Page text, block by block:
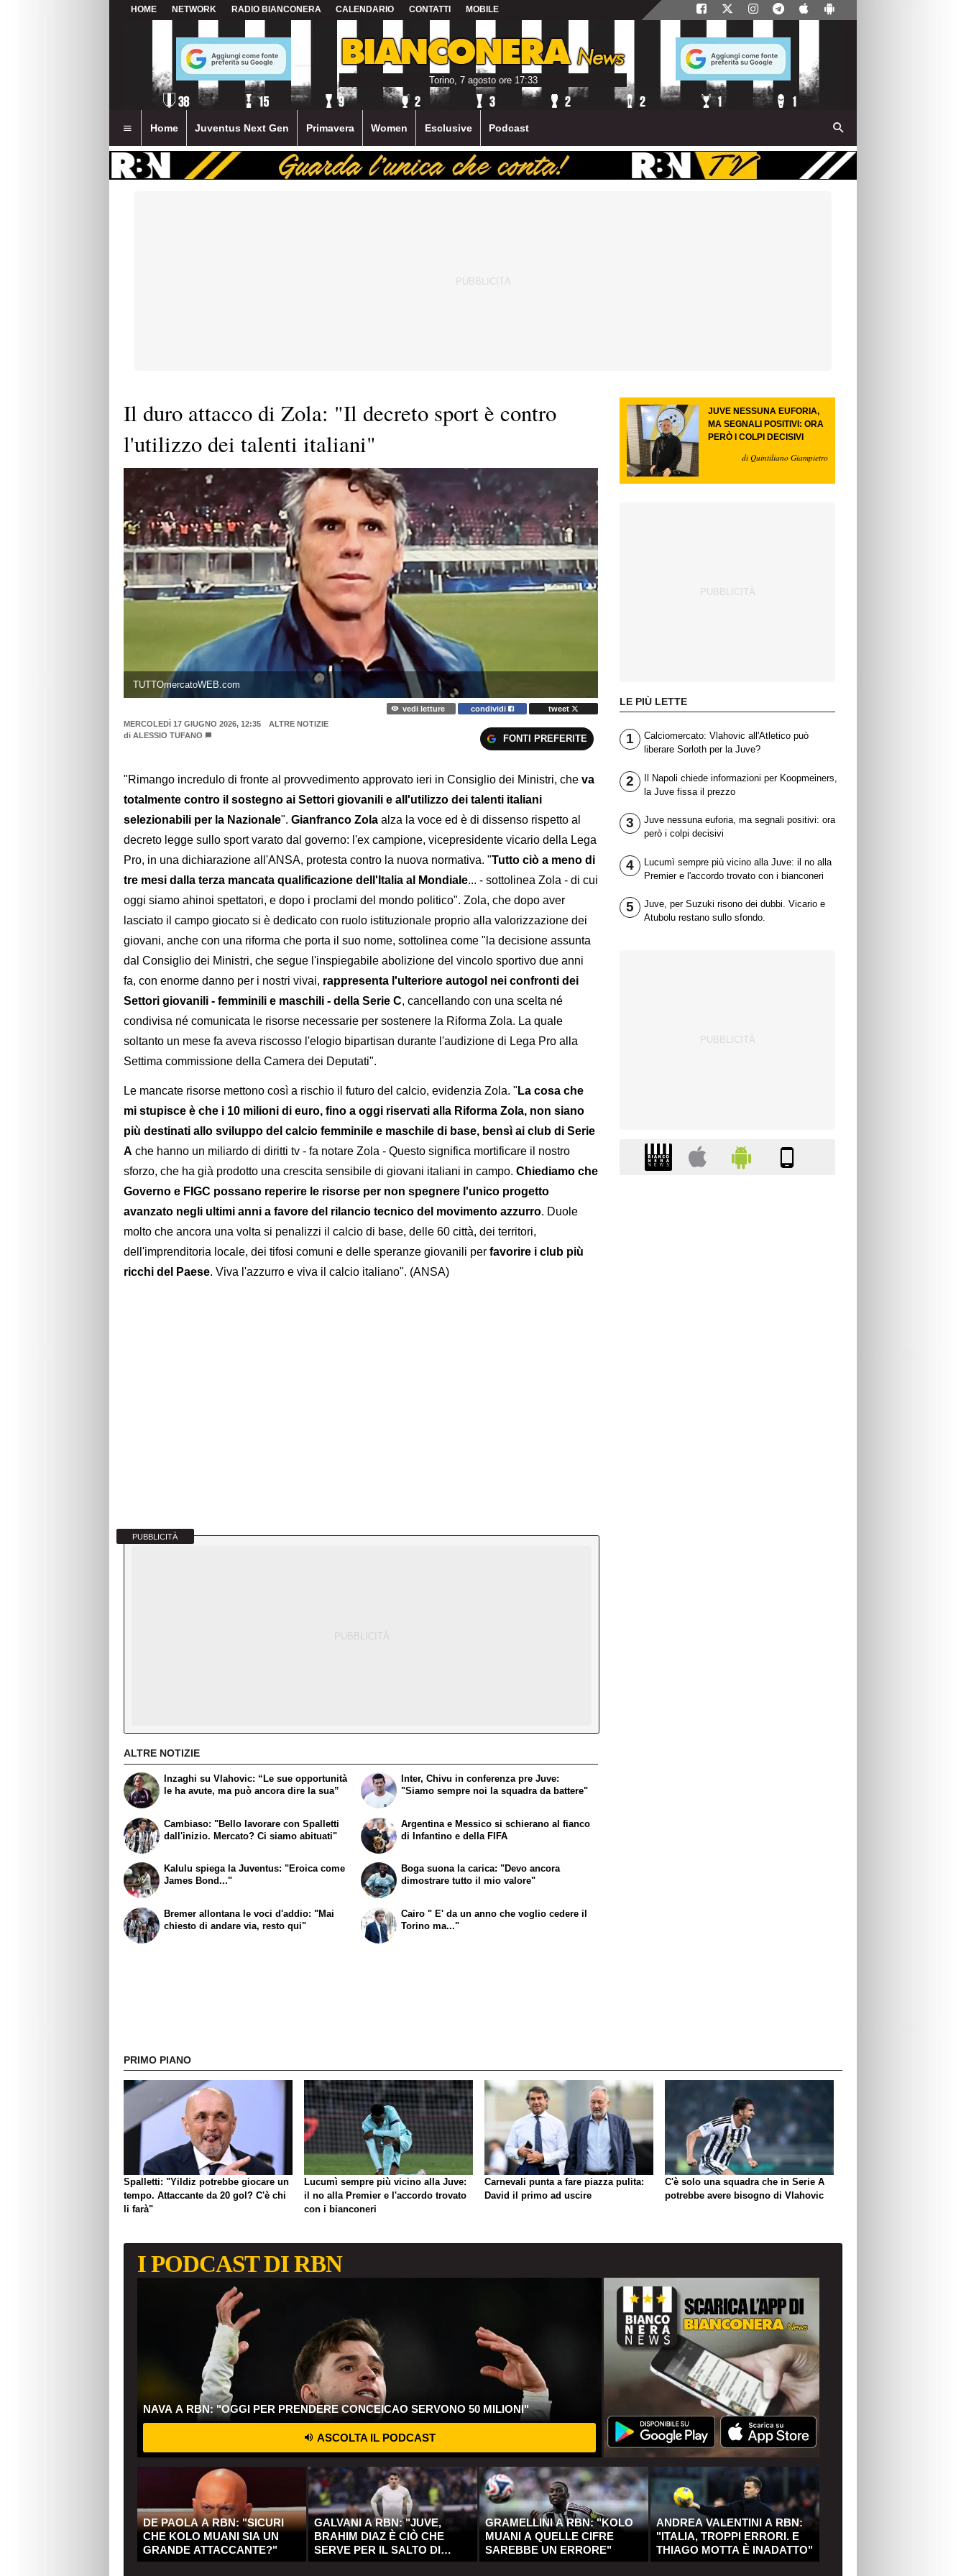
HOME NETWORK RADIO BIANCONERA CALENDARIO CONTATTI MOBILE
Torino, 7 agosto ore 17:33
Home Juventus Next Gen Primavera Women Esclusive Podcast
Il duro attacco di Zola: "Il decreto sport è contro
l'utilizzo dei talenti italiani"
TUTTOmercatoWEB.com
vedi letture condividi
tweet
MERCOLEDÌ 17 GIUGNO 2026, 12:35
ALTRE NOTIZIE
di ALESSIO TUFANO FONTI PREFERITE
"Rimango incredulo di fronte al provvedimento approvato ieri in Consiglio dei Ministri, che va
totalmente contro il sostegno ai Settori giovanili e all'utilizzo dei talenti italiani
selezionabili per la Nazionale". Gianfranco Zola alza la voce ed è di dissenso rispetto al
decreto legge sullo sport varato dal governo: l'ex campione, vicepresidente vicario della Lega
Pro, in una dichiarazione all'ANSA, protesta contro la nuova normativa. "Tutto ciò a meno di
tre mesi dalla terza mancata qualificazione dell'Italia al Mondiale... - sottolinea Zola - di cui
oggi siamo ahinoi spettatori, e dopo i proclami del mondo politico". Zola, che dopo aver
lasciato il campo giocato si è dedicato con ruolo istituzionale proprio alla valorizzazione dei
giovani, anche con una riforma che porta il suo nome, sottolinea come "la decisione assunta
dal Consiglio dei Ministri, che segue l'inspiegabile abolizione del vincolo sportivo due anni
fa, con enorme danno per i nostri vivai, rappresenta l'ulteriore autogol nei confronti dei
Settori giovanili - femminili e maschili - della Serie C, cancellando con una scelta né
condivisa né comunicata le risorse necessarie per sostenere la Riforma Zola. La quale
soltanto un mese fa aveva riscosso l'elogio bipartisan durante l'audizione di Lega Pro alla
Settima commissione della Camera dei Deputati".
Le mancate risorse mettono così a rischio il futuro del calcio, evidenzia Zola. " La cosa che
mi stupisce è che i 10 milioni di euro, fino a oggi riservati alla Riforma Zola, non siano
più destinati allo sviluppo del calcio femminile e maschile di base, bensì ai club di Serie
A che hanno un miliardo di diritti tv - fa notare Zola - Questo significa mortificare il nostro
sforzo, che ha già prodotto una crescita sensibile di giovani italiani in campo. Chiediamo che
Governo e FIGC possano reperire le risorse per non spegnere l'unico progetto
avanzato negli ultimi anni a favore del rilancio tecnico del movimento azzurro. Duole
molto che ancora una volta si penalizzi il calcio di base, delle 60 città, dei territori,
dell'imprenditoria locale, dei tifosi comuni e delle speranze giovanili per favorire i club più
ricchi del Paese. Viva l'azzurro e viva il calcio italiano". (ANSA)
PUBBLICITÀ
ALTRE NOTIZIE
Inzaghi su Vlahovic: “Le sue opportunità
le ha avute, ma può ancora dire la sua”
Cambiaso: "Bello lavorare con Spalletti
dall'inizio. Mercato? Ci siamo abituati"
Inter, Chivu in conferenza pre Juve:
"Siamo sempre noi la squadra da battere"
Argentina e Messico si schierano al fianco
di Infantino e della FIFA
Kalulu spiega la Juventus: "Eroica come
James Bond..."
Bremer allontana le voci d'addio: "Mai
chiesto di andare via, resto qui"
Boga suona la carica: "Devo ancora
dimostrare tutto il mio valore"
Cairo " E' da un anno che voglio cedere il
Torino ma..."
JUVE NESSUNA EUFORIA,
MA SEGNALI POSITIVI: ORA
PERÒ I COLPI DECISIVI
di Quintiliano Giampietro
LE PIÙ LETTE
1
Calciomercato: Vlahovic all'Atletico può
liberare Sorloth per la Juve?
2
Il Napoli chiede informazioni per Koopmeiners,
la Juve fissa il prezzo
3
Juve nessuna euforia, ma segnali positivi: ora
però i colpi decisivi
4
Lucumì sempre più vicino alla Juve: il no alla
Premier e l'accordo trovato con i bianconeri
5
Juve, per Suzuki risono dei dubbi. Vicario e
Atubolu restano sullo sfondo.
PRIMO PIANO
Spalletti: "Yildiz potrebbe giocare un
tempo. Attaccante da 20 gol? C'è chi
li farà"
Lucumì sempre più vicino alla Juve:
il no alla Premier e l'accordo trovato
con i bianconeri
Carnevali punta a fare piazza pulita:
David il primo ad uscire
C'è solo una squadra che in Serie A
potrebbe avere bisogno di Vlahovic
I PODCAST DI RBN
NAVA A RBN: "OGGI PER PRENDERE CONCEICAO SERVONO 50 MILIONI"
ASCOLTA IL PODCAST
DE PAOLA A RBN: "SICURI
CHE KOLO MUANI SIA UN
GRANDE ATTACCANTE?"
GALVANI A RBN: "JUVE,
BRAHIM DIAZ È CIÒ CHE
SERVE PER IL SALTO DI
QUALITÀ"
GRAMELLINI A RBN: "KOLO
MUANI A QUELLE CIFRE
SAREBBE UN ERRORE"
ANDREA VALENTINI A RBN:
"ITALIA, TROPPI ERRORI. E
THIAGO MOTTA È INADATTO"